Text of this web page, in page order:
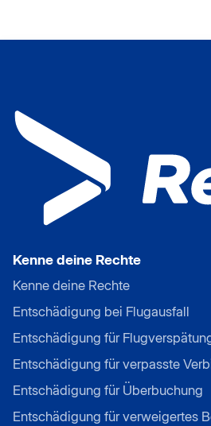
Kenne deine Rechte
Kenne deine Rechte
Entschädigung bei Flugausfall
Entschädigung für
Entschädigung für verpasste
Entschädigung für Überbuchung
Entschädigung für verweigertes